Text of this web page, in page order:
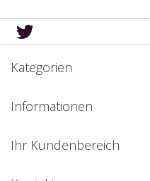
Kategorien
Informationen
Ihr Kundenbereich